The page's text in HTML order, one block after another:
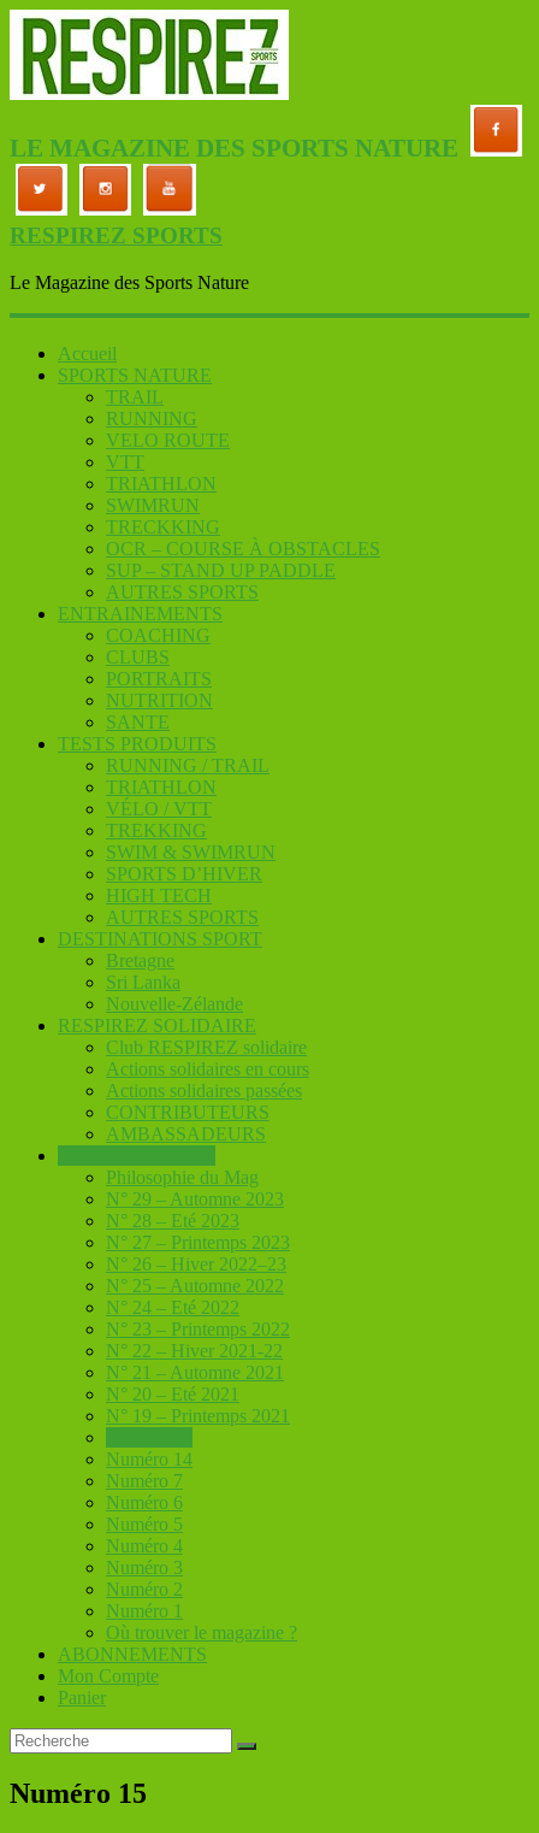
LE MAGAZINE DES SPORTS NATURE
RESPIREZ SPORTS
Le Magazine des Sports Nature
Accueil
SPORTS NATURE
TRAIL
RUNNING
VELO ROUTE
VTT
TRIATHLON
SWIMRUN
TRECKKING
OCR – COURSE À OBSTACLES
SUP – STAND UP PADDLE
AUTRES SPORTS
ENTRAINEMENTS
COACHING
CLUBS
PORTRAITS
NUTRITION
SANTE
TESTS PRODUITS
RUNNING / TRAIL
TRIATHLON
VÉLO / VTT
TREKKING
SWIM & SWIMRUN
SPORTS D’HIVER
HIGH TECH
AUTRES SPORTS
DESTINATIONS SPORT
Bretagne
Sri Lanka
Nouvelle-Zélande
RESPIREZ SOLIDAIRE
Club RESPIREZ solidaire
Actions solidaires en cours
Actions solidaires passées
CONTRIBUTEURS
AMBASSADEURS
Philosophie du Mag
N° 29 – Automne 2023
N° 28 – Eté 2023
N° 27 – Printemps 2023
N° 26 – Hiver 2022–23
N° 25 – Automne 2022
N° 24 – Eté 2022
N° 23 – Printemps 2022
N° 22 – Hiver 2021-22
N° 21 – Automne 2021
N° 20 – Eté 2021
N° 19 – Printemps 2021
Numéro 14
Numéro 7
Numéro 6
Numéro 5
Numéro 4
Numéro 3
Numéro 2
Numéro 1
Où trouver le magazine ?
ABONNEMENTS
Mon Compte
Panier
Numéro 15